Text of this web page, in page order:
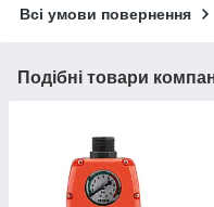
Всі умови повернення
Подібні товари